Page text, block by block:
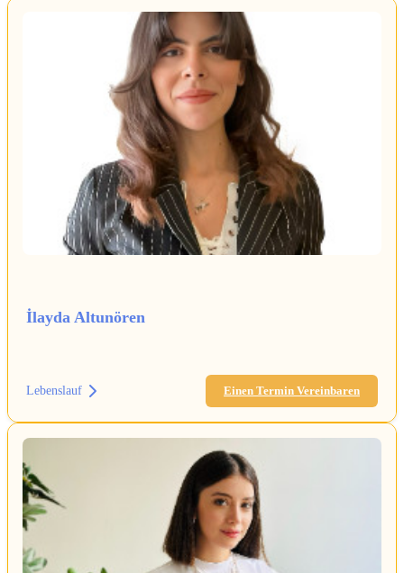
İlayda Altunören
Lebenslauf Einen Termin Vereinbaren